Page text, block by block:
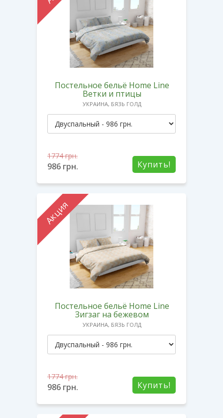
Постельное бельё Home Line
Ветки и птицы
УКРАИНА, БЯЗЬ ГОЛД
Купить!
1774грн.
986 грн.
Акция
Постельное бельё Home Line
Зигзаг на бежевом
УКРАИНА, БЯЗЬ ГОЛД
Купить!
1774грн.
986 грн.